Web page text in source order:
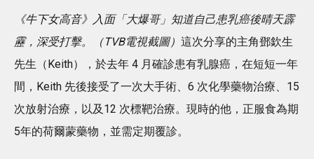
《牛下女高音》入面「大爆哥」知道自己患乳癌後晴天霹
靂，深受打擊。（TVB電視截圖） 這次分享的主角鄧欽生
先生（Keith），於去年 4 月確診患有乳腺癌，在短短一年
間，Keith 先後接受了一次大手術、6 次化學藥物治療、15
次放射治療，以及12 次標靶治療。現時的他，正服食為期
5年的荷爾蒙藥物，並需定期覆診。